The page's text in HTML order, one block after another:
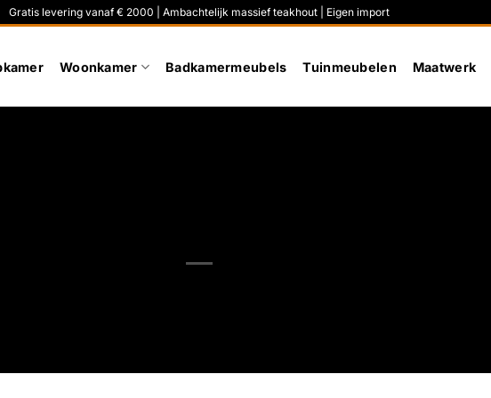
Gratis levering vanaf € 2000 | Ambachtelijk massief teakhout | Eigen import
Woonkamer Badkamermeubels Tuinmeubelen Maatwerk